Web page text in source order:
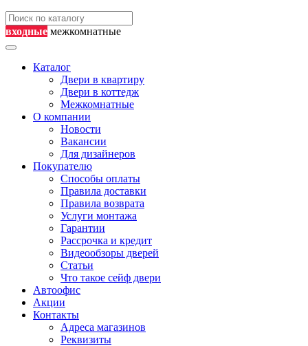
входные межкомнатные
Каталог
Двери в квартиру
Двери в коттедж
Межкомнатные
О компании
Новости
Вакансии
Для дизайнеров
Покупателю
Способы оплаты
Правила доставки
Правила возврата
Услуги монтажа
Гарантии
Рассрочка и кредит
Видеообзоры дверей
Статьи
Что такое сейф двери
Автоофис
Акции
Контакты
Адреса магазинов
Реквизиты